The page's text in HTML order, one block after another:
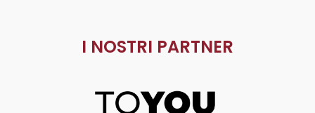
I NOSTRI PARTNER